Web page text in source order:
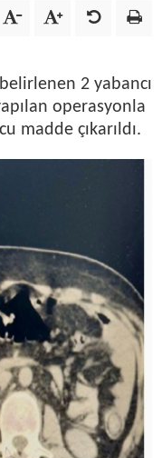
2 yabancı
operasyonla
madde çıkarıldı.